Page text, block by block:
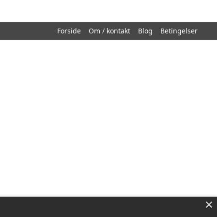
Forside Om / kontakt Blog Betingelser
×